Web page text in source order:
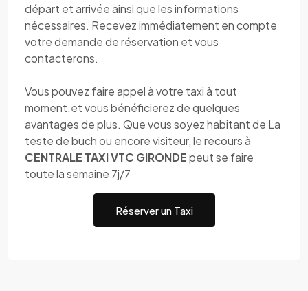
départ et arrivée ainsi que les informations
nécessaires. Recevez immédiatement en compte
votre demande de réservation et vous
contacterons.
Vous pouvez faire appel à votre taxi à tout
moment.et vous bénéficierez de quelques
avantages de plus. Que vous soyez habitant de La
teste de buch ou encore visiteur, le recours à
CENTRALE TAXI VTC GIRONDEpeut se faire
toute la semaine 7j/7
Réserver un Taxi